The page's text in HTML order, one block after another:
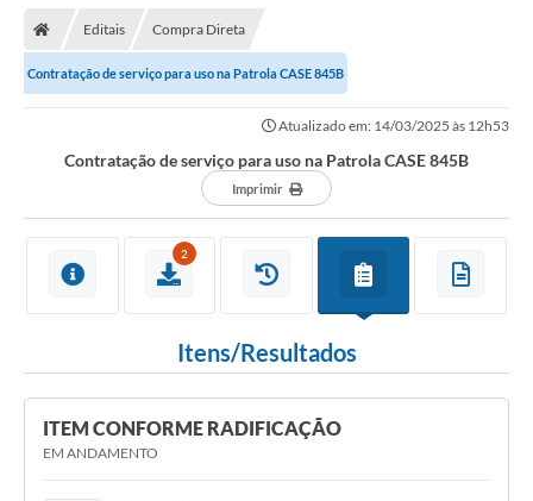
Secretarias
Contas Públicas
Contratos
Ouvidoria
Editais Compra Direta
Contratação de serviço para uso na Patrola CASE 845B
Atualizado em: 14/03/2025 às 12h53
Contratação de serviço para uso na Patrola CASE 845B
Imprimir
2
Itens/Resultados
ITEM CONFORME RADIFICAÇÃO
EM ANDAMENTO